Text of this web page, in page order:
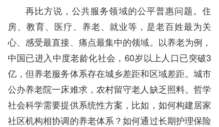
再比方说，公共服务领域的公平普惠问题。住
房、教育、医疗、养老、就业等，是老百姓最为关
心、感受最直接、痛点最集中的领域。以养老为例，
中国已进入中度老龄化社会，60岁以上人口已突破3
亿，但养老服务体系存在城乡差距和区域差距。城市
公办养老院一床难求，农村留守老人缺乏照料。哲学
社会科学需要提供系统性方案，比如，如何构建居家
社区机构相协调的养老体系？如何通过长期护理保险